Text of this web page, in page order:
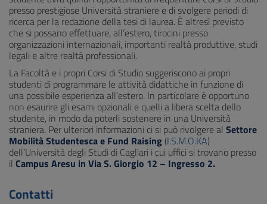
presso prestigiose Università straniere e di svolgere periodi di
ricerca per la redazione della tesi di laurea. È altresì previsto
che si possano effettuare, all’estero, tirocini presso
organizzazioni internazionali, importanti realtà produttive, studi
legali e altre realtà professionali.
La Facoltà e i propri Corsi di Studio suggeriscono ai propri
studenti di programmare le attività didattiche in funzione di
una possibile esperienza all’estero. In particolare è opportuno
non esaurire gli esami opzionali e quelli a libera scelta dello
studente, in modo da poterli sostenere in una Università
straniera. Per ulteriori informazioni ci si può rivolgere al Settore
Mobilità Studentesca e Fund Raising (I.S.M.O.KA)
dell’Università degli Studi di Cagliari i cui uffici si trovano presso
il Campus Aresu in Via S. Giorgio 12 – Ingresso 2.
Contatti